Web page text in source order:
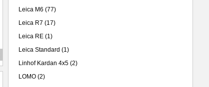
Leica M6 (77)
Leica R7 (17)
Leica RE (1)
Leica Standard (1)
Linhof Kardan 4x5 (2)
LOMO (2)